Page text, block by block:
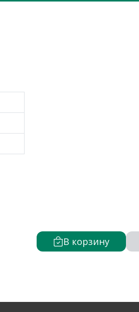
В корзину